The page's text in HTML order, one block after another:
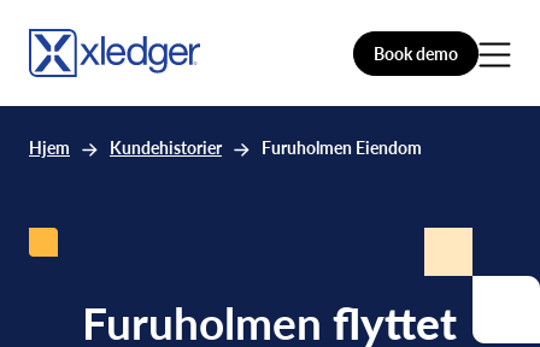
Book demo
Hjem Kundehistorier Furuholmen Eiendom
Furuholmenflyttet